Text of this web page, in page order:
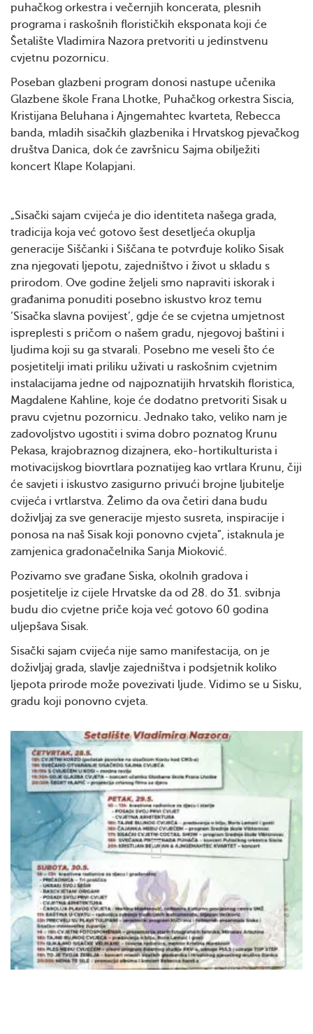
puhačkog orkestra i večernjih koncerata, plesnih
programa i raskošnih florističkih eksponata koji će
Šetalište Vladimira Nazora pretvoriti u jedinstvenu
cvjetnu pozornicu.
Poseban glazbeni program donosi nastupe učenika
Glazbene škole Frana Lhotke, Puhačkog orkestra Siscia,
Kristijana Beluhana i Ajngemahtec kvarteta, Rebecca
banda, mladih sisačkih glazbenika i Hrvatskog pjevačkog
društva Danica, dok će završnicu Sajma obilježiti
koncert Klape Kolapjani.
„Sisački sajam cvijeća je dio identiteta našega grada,
tradicija koja već gotovo šest desetljeća okuplja
generacije Siščanki i Siščana te potvrđuje koliko Sisak
zna njegovati ljepotu, zajedništvo i život u skladu s
prirodom. Ove godine željeli smo napraviti iskorak i
građanima ponuditi posebno iskustvo kroz temu
‘Sisačka slavna povijest’, gdje će se cvjetna umjetnost
ispreplesti s pričom o našem gradu, njegovoj baštini i
ljudima koji su ga stvarali. Posebno me veseli što će
posjetitelji imati priliku uživati u raskošnim cvjetnim
instalacijama jedne od najpoznatijih hrvatskih floristica,
Magdalene Kahline, koje će dodatno pretvoriti Sisak u
pravu cvjetnu pozornicu. Jednako tako, veliko nam je
zadovoljstvo ugostiti i svima dobro poznatog Krunu
Pekasa, krajobraznog dizajnera, eko-hortikulturista i
motivacijskog biovrtlara poznatijeg kao vrtlara Krunu, čiji
će savjeti i iskustvo zasigurno privući brojne ljubitelje
cvijeća i vrtlarstva. Želimo da ova četiri dana budu
doživljaj za sve generacije mjesto susreta, inspiracije i
ponosa na naš Sisak koji ponovno cvjeta”, istaknula je
zamjenica gradonačelnika Sanja Mioković.
Pozivamo sve građane Siska, okolnih gradova i
posjetitelje iz cijele Hrvatske da od 28. do 31. svibnja
budu dio cvjetne priče koja već gotovo 60 godina
uljepšava Sisak.
Sisački sajam cvijeća nije samo manifestacija, on je
doživljaj grada, slavlje zajedništva i podsjetnik koliko
ljepota prirode može povezivati ljude. Vidimo se u Sisku,
gradu koji ponovno cvjeta.